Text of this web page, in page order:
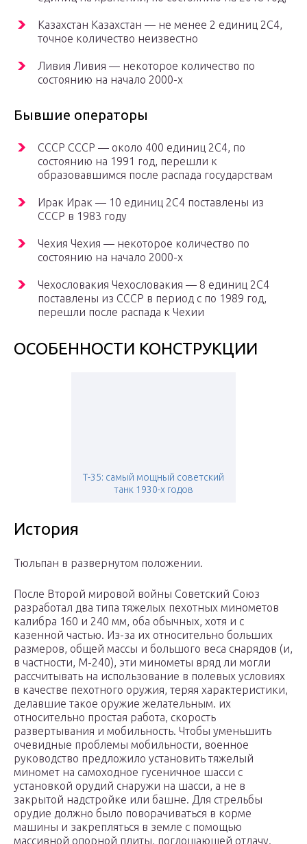
Казахстан Казахстан — не менее 2 единиц 2С4,
точное количество неизвестно
Ливия Ливия — некоторое количество по
состоянию на начало 2000-х
Бывшие операторы
СССР СССР — около 400 единиц 2С4, по
состоянию на 1991 год, перешли к
образовавшимся после распада государствам
Ирак Ирак — 10 единиц 2С4 поставлены из
СССР в 1983 году
Чехия Чехия — некоторое количество по
состоянию на начало 2000-х
Чехословакия Чехословакия — 8 единиц 2С4
поставлены из СССР в период с по 1989 год,
перешли после распада к Чехии
ОСОБЕННОСТИ КОНСТРУКЦИИ
Т-35: самый мощный советский
танк 1930-х годов
История
Тюльпан в развернутом положении.
После Второй мировой войны Советский Союз
разработал два типа тяжелых пехотных минометов
калибра 160 и 240 мм, оба обычных, хотя и с
казенной частью. Из-за их относительно больших
размеров, общей массы и большого веса снарядов (и,
в частности, М-240), эти минометы вряд ли могли
рассчитывать на использование в полевых условиях
в качестве пехотного оружия, теряя характеристики,
делавшие такое оружие желательным. их
относительно простая работа, скорость
развертывания и мобильность. Чтобы уменьшить
очевидные проблемы мобильности, военное
руководство предложило установить тяжелый
миномет на самоходное гусеничное шасси с
установкой орудий снаружи на шасси, а не в
закрытой надстройке или башне. Для стрельбы
орудие должно было поворачиваться в корме
машины и закрепляться в земле с помощью
массивной опорной плиты, поглощающей отдачу.